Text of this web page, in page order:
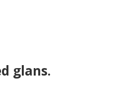
glans.